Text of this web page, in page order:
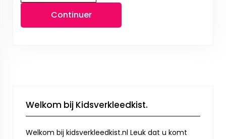
Continuer
Welkom bij Kidsverkleedkist.
Welkom bij kidsverkleedkist.nl Leuk dat u komt